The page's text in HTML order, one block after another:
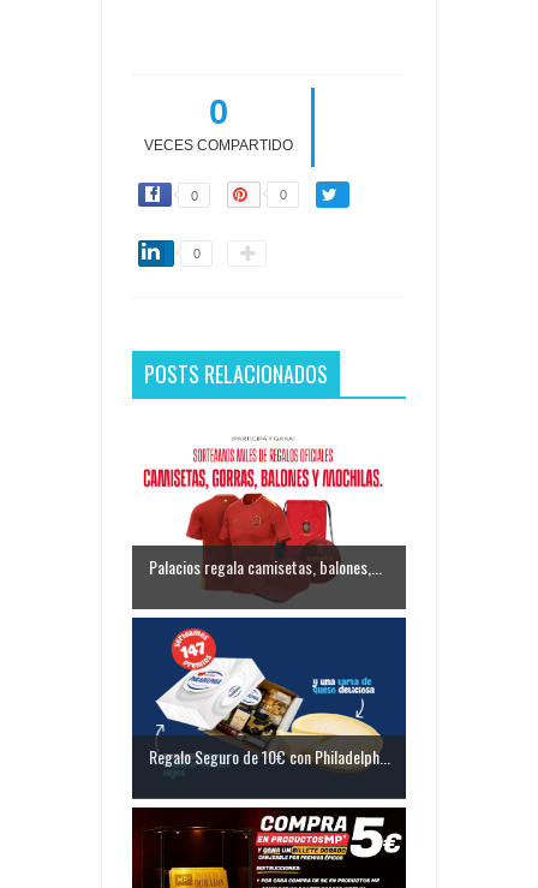
0
VECES COMPARTIDO
0 0
0
POSTS RELACIONADOS
Palacios regala camisetas, balones,...
Regalo Seguro de 10€ con Philadelph...